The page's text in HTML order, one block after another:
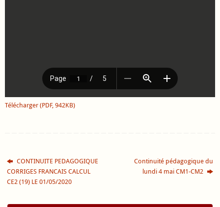
Télécharger (PDF, 942KB)
CONTINUITE PEDAGOGIQUE
CORRIGES FRANCAIS CALCUL
CE2 (19) LE 01/05/2020
Continuité pédagogique du
lundi 4 mai CM1-CM2